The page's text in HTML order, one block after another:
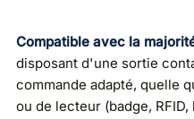
Compatible avec la
disposant d'une sortie
commande adapté, quelle
ou de lecteur (badge,